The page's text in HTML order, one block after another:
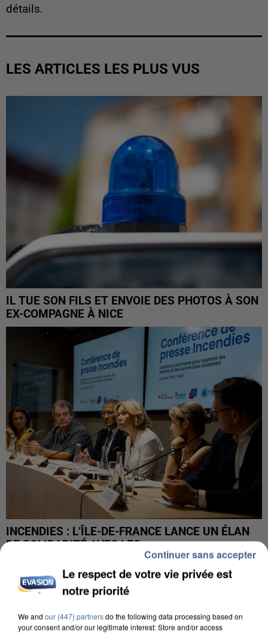
détails.
LES ARTICLES LES PLUS VUS
IL TUE SON FILS ET ENVOIE DES PHOTOS À SON
EX-COMPAGNE À NICE
INCENDIES : L’ÎLE-DE-FRANCE LANCE UN ÉLAN
DE SOLIDARITÉ AVEC LES...
Le respect de votre vie privée est
notre priorité
We and our (447) partnersdo the following data processing based on
your consent and/or our legitimate interest: Store and/or access
Continuer sans accepter